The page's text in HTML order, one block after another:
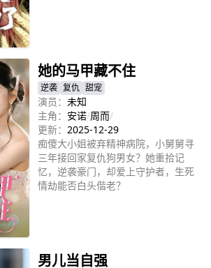
她的马甲藏不住
逆袭 复仇 甜宠
演员： 未知
主角： 安诺/周而/
更新： 2025-12-29
痴傻大小姐被弃精神病院，小舅舅寻
三年接回家复仇狗男女？她重拾记
忆，逆袭豪门，却爱上守护者，生死
情劫能否白头偕老？
男儿当自强